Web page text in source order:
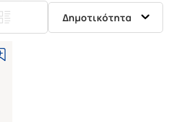
Δημοτικότητα